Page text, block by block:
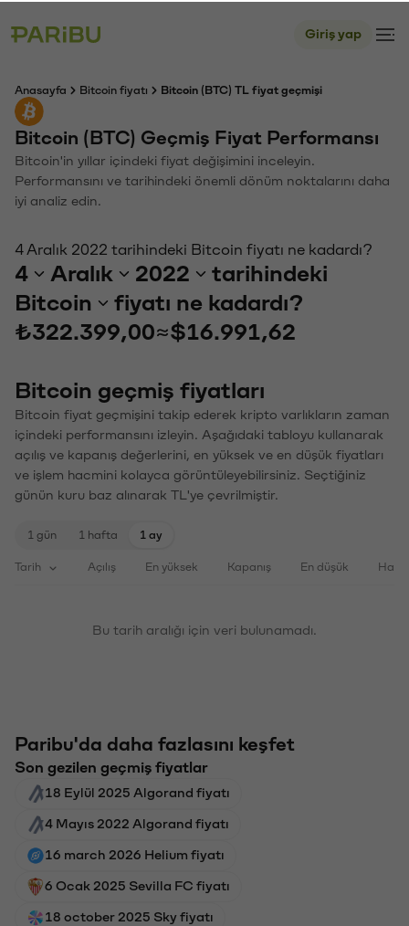
Giriş yap
Anasayfa Bitcoin fiyatı Bitcoin (BTC) TL fiyat geçmişi
Bitcoin (BTC) Geçmiş Fiyat Performansı
Bitcoin'in yıllar içindeki fiyat değişimini inceleyin.
Performansını ve tarihindeki önemli dönüm noktalarını daha
iyi analiz edin.
4 Aralık 2022 tarihindeki Bitcoin fiyatı ne kadardı?
4 Aralık 2022
tarihindeki
Bitcoin
fiyatı ne kadardı?
₺322.399,00≈$16.991,62
Bitcoin geçmiş fiyatları
Bitcoin fiyat geçmişini takip ederek kripto varlıkların zaman
içindeki performansını izleyin. Aşağıdaki tabloyu kullanarak
açılış ve kapanış değerlerini, en yüksek ve en düşük fiyatları
ve işlem hacmini kolayca görüntüleyebilirsiniz. Seçtiğiniz
günün kuru baz alınarak TL'ye çevrilmiştir.
1 gün 1 hafta 1 ay
Tarih Açılış En yüksek Kapanış En düşük
Bu tarih aralığı için veri bulunamadı.
Paribu'da daha fazlasını keşfet
Son gezilen geçmiş fiyatlar
18 Eylül 2025 Algorand fiyatı
4 Mayıs 2022 Algorand fiyatı
16 march 2026 Helium fiyatı
6 Ocak 2025 Sevilla FC fiyatı
18 october 2025 Sky fiyatı